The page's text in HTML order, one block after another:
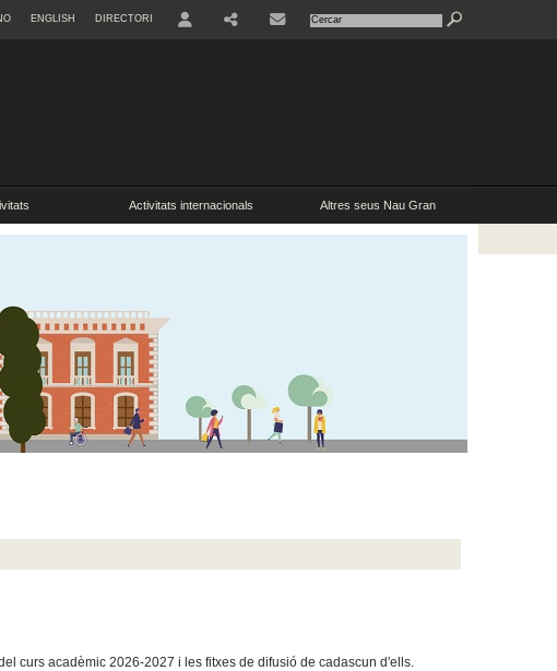
ENGLISH DIRECTORI
Activitats internacionals Altres seus Nau Gran
curs acadèmic 2026-2027 i les fitxes de difusió de cadascun d'ells.